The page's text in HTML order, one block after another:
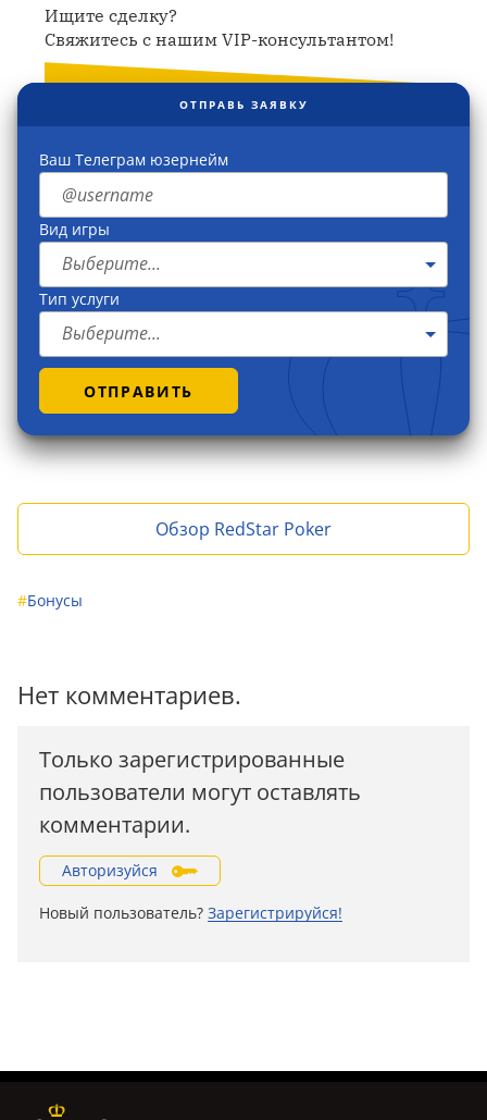
Ищите сделку?
Свяжитесь с нашим VIP-консультантом!
ОТПРАВЬ ЗАЯВКУ
Ваш Телеграм юзернейм
Вид игры
Выберите...
Тип услуги
Выберите...
ОТПРАВИТЬ
Обзор RedStar Poker
#Бонусы
Нет комментариев.
Только зарегистрированные
пользователи могут оставлять
комментарии.
Авторизуйся
Новый пользователь? Зарегистрируйся!